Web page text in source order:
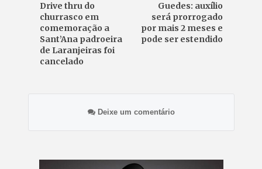
Drive thru do
churrasco em
comemoração a
Sant’Ana padroeira
de Laranjeiras foi
cancelado
Guedes: auxílio
será prorrogado
por mais 2 meses e
pode ser estendido
Deixe um comentário